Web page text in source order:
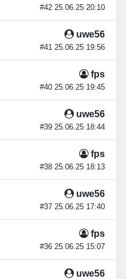
#42 25.06.25 20:10
uwe56
#41 25.06.25 19:56
fps
#40 25.06.25 19:45
uwe56
#39 25.06.25 18:44
fps
#38 25.06.25 18:13
uwe56
#37 25.06.25 17:40
fps
#36 25.06.25 15:07
uwe56